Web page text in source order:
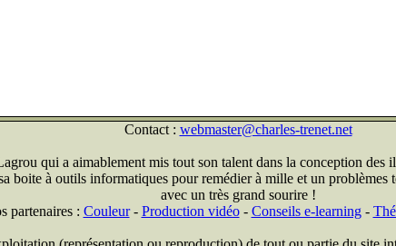
Contact : webmaster@charles-trenet.net
qui a aimablement mis tout son talent dans la conception des
boite à outils informatiques pour remédier à mille et un
avec un très grand sourire !
partenaires : Couleur- Production vidéo- Conseils e-learning-